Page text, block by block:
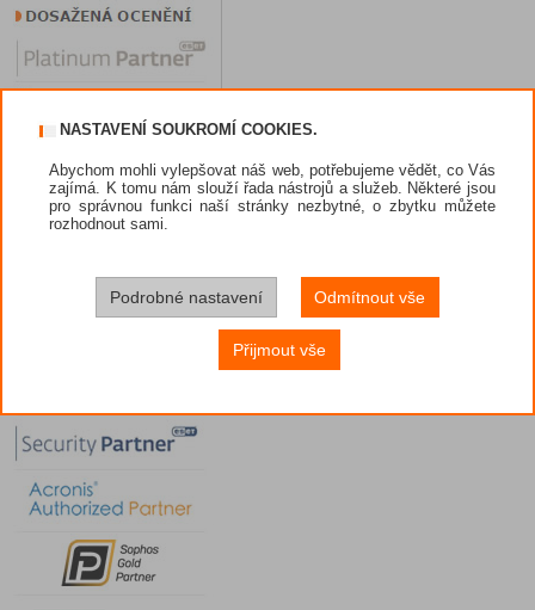
NASTAVENÍ SOUKROMÍ COOKIES.
Abychom mohli vylepšovat náš web, potřebujeme vědět, co Vás
zajímá. K tomu nám slouží řada nástrojů a služeb. Některé jsou
pro správnou funkci naší stránky nezbytné, o zbytku můžete
rozhodnout sami.
Podrobné nastavení Odmítnout vše
Přijmout vše